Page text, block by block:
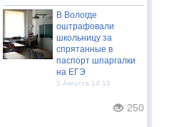
В Вологде
оштрафовали
школьницу за
спрятанные в
паспорт шпаргалки
на ЕГЭ
2 Августа 14:19
250